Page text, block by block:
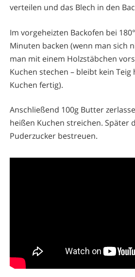
verteilen und das Blech in den
Im vorgeheizten Backofen bei
Minuten backen (wenn man sich
man mit einem Holzstäbchen
Kuchen stechen – bleibt kein
Kuchen fertig).
Anschließend 100g Butter
heißen Kuchen streichen. Später
Puderzucker bestreuen.